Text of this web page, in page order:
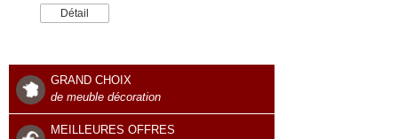
Détail
GRAND CHOIX
de meuble décoration
MEILLEURES OFFRES